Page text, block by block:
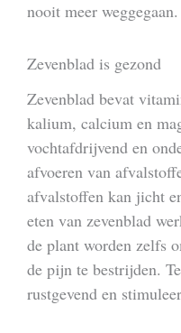
nooit meer weggegaan.
Zevenblad is gezond
Zevenblad bevat
kalium, calcium en
vochtafdrijvend en
afvoeren van
afvalstoffen kan jicht
eten van zevenblad
de plant worden zelfs
de pijn te bestrijden.
rustgevend en